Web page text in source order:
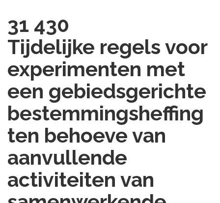
31 430
Tijdelijke regels voor
experimenten met
een gebiedsgerichte
bestemmingsheffing
ten behoeve van
aanvullende
activiteiten van